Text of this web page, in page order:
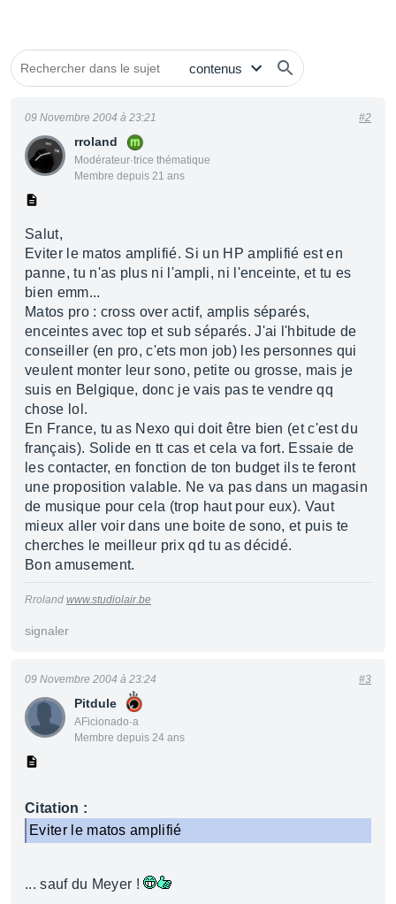
rroland
Modérateur·trice thématique
Membre depuis 21 ans
09 Novembre 2004 à 23:21 #2
Salut,
Eviter le matos amplifié. Si un HP amplifié est en
panne, tu n'as plus ni l'ampli, ni l'enceinte, et tu es
bien emm...
Matos pro : cross over actif, amplis séparés,
enceintes avec top et sub séparés. J'ai l'hbitude de
conseiller (en pro, c'ets mon job) les personnes qui
veulent monter leur sono, petite ou grosse, mais je
suis en Belgique, donc je vais pas te vendre qq
chose lol.
En France, tu as Nexo qui doit être bien (et c'est du
français). Solide en tt cas et cela va fort. Essaie de
les contacter, en fonction de ton budget ils te feront
une proposition valable. Ne va pas dans un magasin
de musique pour cela (trop haut pour eux). Vaut
mieux aller voir dans une boite de sono, et puis te
cherches le meilleur prix qd tu as décidé.
Bon amusement.
Rroland www.studiolair.be
signaler
Pitdule
AFicionado·a
Membre depuis 24 ans
09 Novembre 2004 à 23:24 #3
Citation :
Eviter le matos amplifié
... sauf du Meyer !